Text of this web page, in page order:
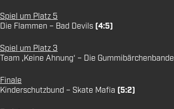
Spiel um Platz 5
Die Flammen – Bad Devils (4:5)
Spiel um Platz 3
Team ‚Keine Ahnung‘ – Die Gummibärchenbande
Finale
Kinderschutzbund – Skate Mafia (5:2)